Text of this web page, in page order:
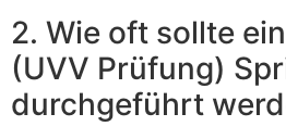
2. Wie oft sollte
(UVV Prüfung)
durchgeführt